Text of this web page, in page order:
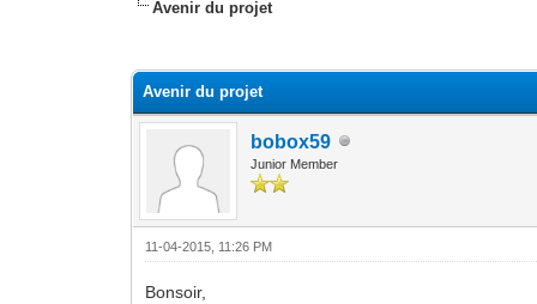
Avenir du projet
Avenir du projet
bobox59
Junior Member
11-04-2015, 11:26 PM
Bonsoir,